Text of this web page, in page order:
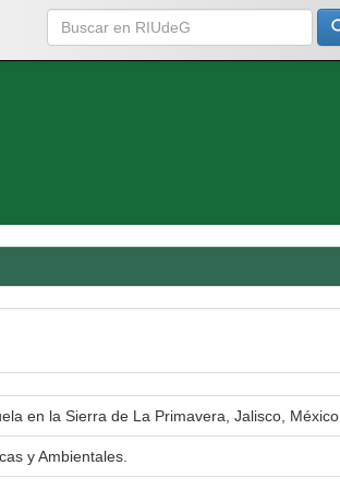
en la Sierra de La Primavera, Jalisco, México
y Ambientales.